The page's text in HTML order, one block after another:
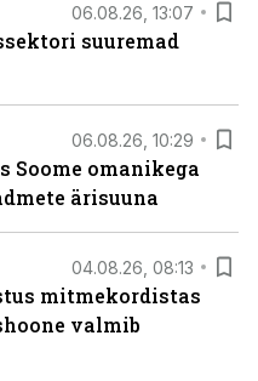
06.08.26, 13:07
suuremad
06.08.26, 10:29
Soome omanikega
ärisuuna
04.08.26, 08:13
mitmekordistas
valmib